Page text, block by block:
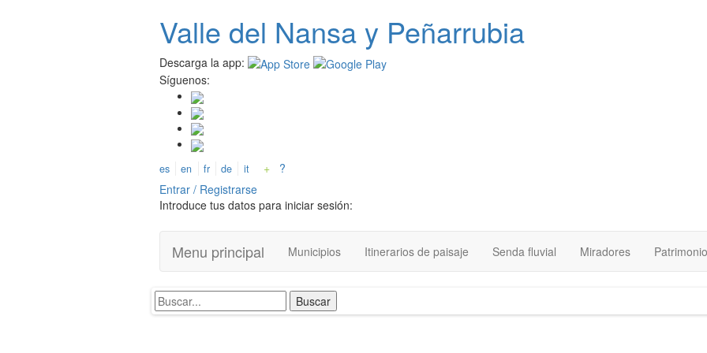
Valle del Nansay Peñarrubia
Descarga la app:
Síguenos:
es en fr de it +
?
Entrar / Registrarse
Introduce tus datos para iniciar sesión:
Menu principal Municipios Itinerarios de paisaje Senda fluvial Miradores Patrimonio